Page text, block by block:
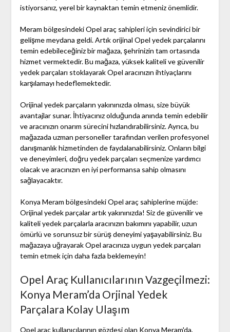
istiyorsanız, yerel bir kaynaktan temin etmeniz önemlidir.
Meram bölgesindeki Opel araç sahipleri için sevindirici bir
gelişme meydana geldi. Artık orijinal Opel yedek parçalarını
temin edebileceğiniz bir mağaza, şehrinizin tam ortasında
hizmet vermektedir. Bu mağaza, yüksek kaliteli ve güvenilir
yedek parçaları stoklayarak Opel aracınızın ihtiyaçlarını
karşılamayı hedeflemektedir.
Orijinal yedek parçaların yakınınızda olması, size büyük
avantajlar sunar. İhtiyacınız olduğunda anında temin edebilir
ve aracınızın onarım sürecini hızlandırabilirsiniz. Ayrıca, bu
mağazada uzman personeller tarafından verilen profesyonel
danışmanlık hizmetinden de faydalanabilirsiniz. Onların bilgi
ve deneyimleri, doğru yedek parçaları seçmenize yardımcı
olacak ve aracınızın en iyi performansa sahip olmasını
sağlayacaktır.
Konya Meram bölgesindeki Opel araç sahiplerine müjde:
Orijinal yedek parçalar artık yakınınızda! Siz de güvenilir ve
kaliteli yedek parçalarla aracınızın bakımını yapabilir, uzun
ömürlü ve sorunsuz bir sürüş deneyimi yaşayabilirsiniz. Bu
mağazaya uğrayarak Opel aracınıza uygun yedek parçaları
temin etmek için daha fazla beklemeyin!
Opel Araç Kullanıcılarının Vazgeçilmezi:
Konya Meram’da Orjinal Yedek
Parçalara Kolay Ulaşım
Opel araç kullanıcılarının gözdesi olan Konya Meram'da,